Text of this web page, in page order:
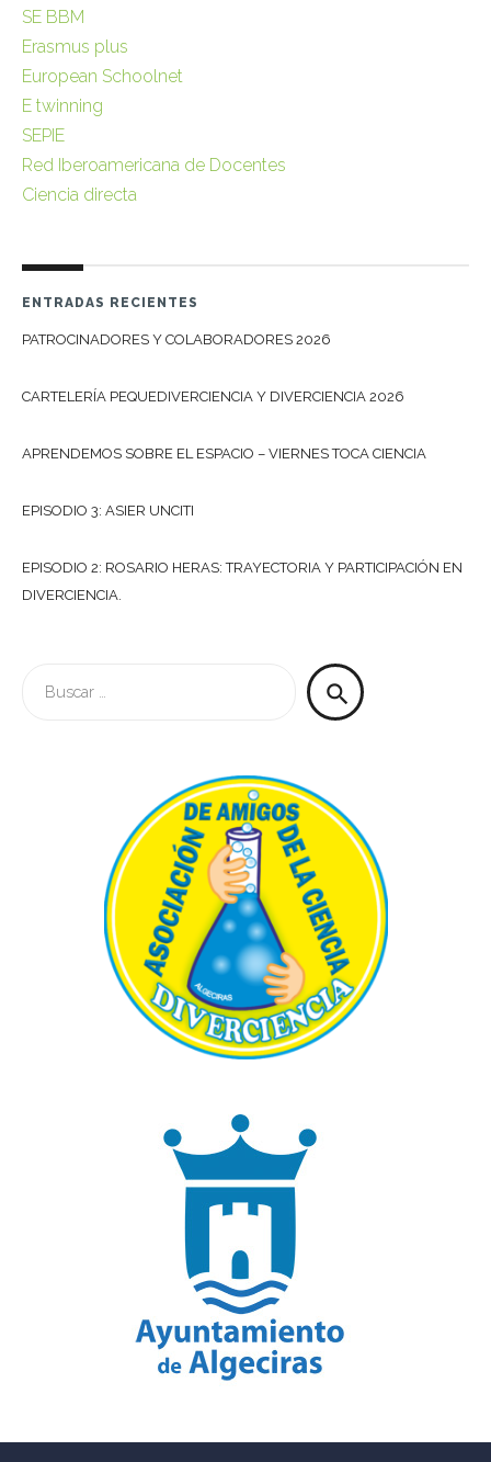
SE BBM
Erasmus plus
European Schoolnet
E twinning
SEPIE
Red Iberoamericana de Docentes
Ciencia directa
ENTRADAS RECIENTES
PATROCINADORES Y COLABORADORES 2026
CARTELERÍA PEQUEDIVERCIENCIA Y DIVERCIENCIA 2026
APRENDEMOS SOBRE EL ESPACIO – VIERNES TOCA CIENCIA
EPISODIO 3: ASIER UNCITI
EPISODIO 2: ROSARIO HERAS: TRAYECTORIA Y PARTICIPACIÓN EN
DIVERCIENCIA.
search